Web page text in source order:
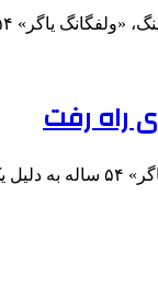
راه رفت
سال…